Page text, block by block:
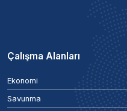
Çalışma Alanları
Ekonomi
Savunma